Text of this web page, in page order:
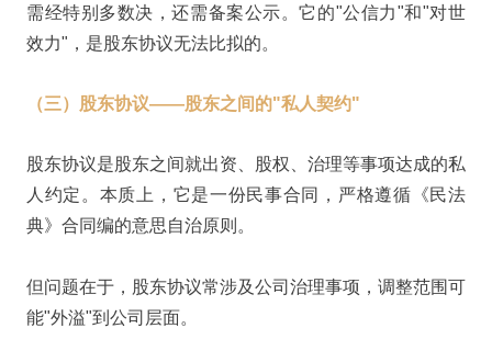
需经特别多数决，还需备案公示。它的"公信力"和"对世
效力"，是股东协议无法比拟的。
（三） 股东协议——股东之间的"私人契约"
股东协议是股东之间就出资、股权、治理等事项达成的私
人约定。本质上，它是一份民事合同，严格遵循《民法
典》合同编的意思自治原则。
但问题在于，股东协议常涉及公司治理事项，调整范围可
能"外溢"到公司层面。